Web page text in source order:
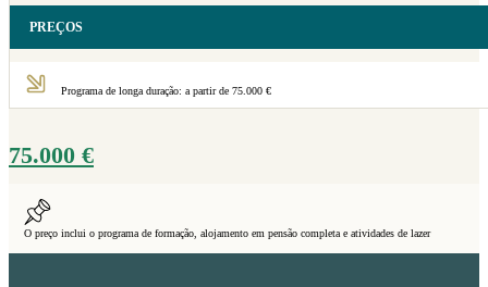
PREÇOS
Programa de longa duração: a partir de 75.000 €
75.000 €
O preço inclui o programa de formação, alojamento em pensão completa e atividades de lazer